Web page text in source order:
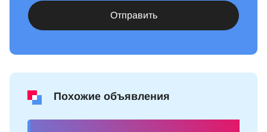
Отправить
Похожие объявления